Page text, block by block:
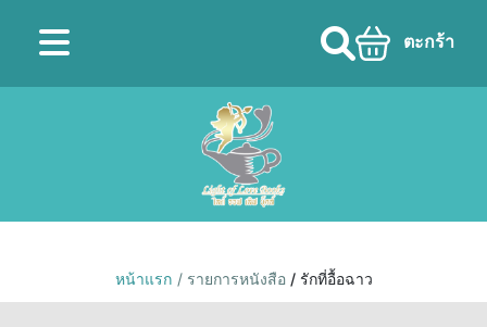
ตะกร้า
หน้าแรก / รายการหนังสือ / รักที่อื้อฉาว